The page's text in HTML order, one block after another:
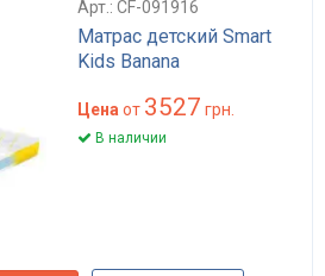
Арт.: CF-091916
Матрас детский Smart
Kids Banana
Цена от 3527 грн.
В наличии